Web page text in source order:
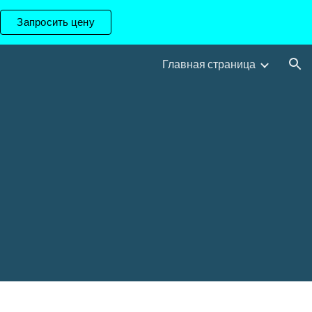
Запросить цену
Главная страница